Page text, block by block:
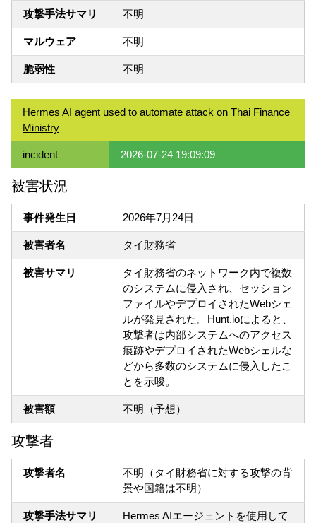
攻撃手法サマリ 不明
マルウェア 不明
脆弱性 不明
Hermes AI agent used to automate attack on Thai Finance
Ministry
incident 2026-07-24 19:09:09
被害状況
事件発生日 2026年7月24日
被害者名 タイ財務省
被害サマリ
タイ財務省のネットワーク内で複数
のシステムに侵入され、セッション
ファイルやデプロイされたWebシェ
ルが発見された。Hunt.ioによると、
攻撃者は内部システムへのアクセス
痕跡やデプロイされたWebシェルな
どから多数のシステムに侵入したこ
とを示唆。
被害額 不明（予想）
攻撃者
攻撃者名
不明（タイ財務省に対する攻撃の背
景や国籍は不明）
攻撃手法サマリ
Hermes AIエージェントを使用して